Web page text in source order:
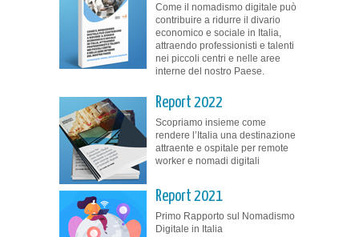
Come il nomadismo digitale può
contribuire a ridurre il divario
economico e sociale in Italia,
attraendo professionisti e talenti
nei piccoli centri e nelle aree
interne del nostro Paese.
Report 2022
Scopriamo insieme come
rendere l’Italia una destinazione
attraente e ospitale per remote
worker e nomadi digitali
Report 2021
Primo Rapporto sul Nomadismo
Digitale in Italia